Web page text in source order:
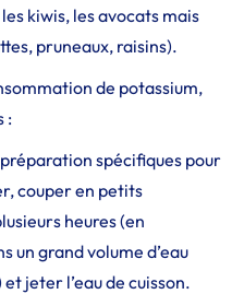
kiwis, les avocats mais
pruneaux, raisins).
de potassium,
:
spécifiques pour
couper en petits
heures (en
un grand volume d’eau
jeter l’eau de cuisson.